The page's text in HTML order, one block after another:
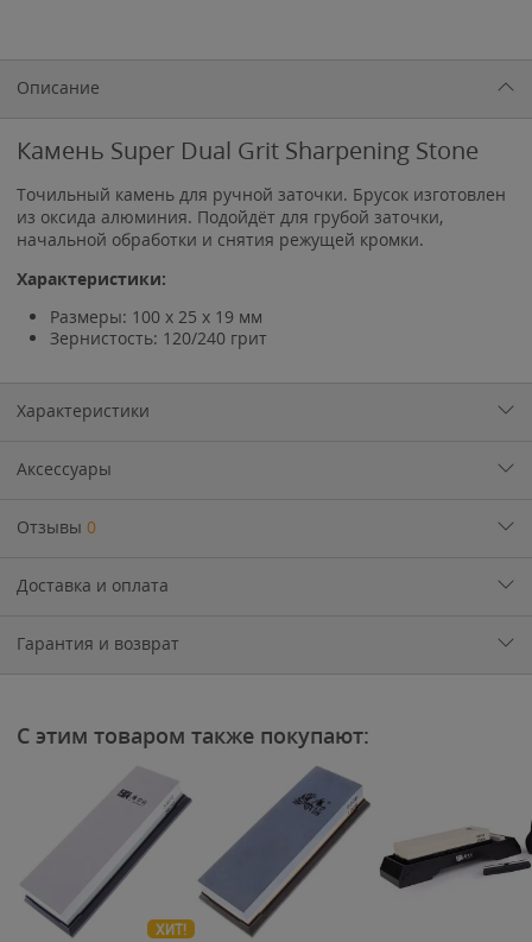
Описание
Камень Super Dual Grit Sharpening Stone
Точильный камень для ручной заточки. Брусок изготовлен
из оксида алюминия. Подойдёт для грубой заточки,
начальной обработки и снятия режущей кромки.
Характеристики:
Размеры: 100 х 25 х 19 мм
Зернистость: 120/240 грит
Характеристики
Аксессуары
Отзывы 0
Доставка и оплата
Гарантия и возврат
С этим товаром также покупают:
ХИТ!